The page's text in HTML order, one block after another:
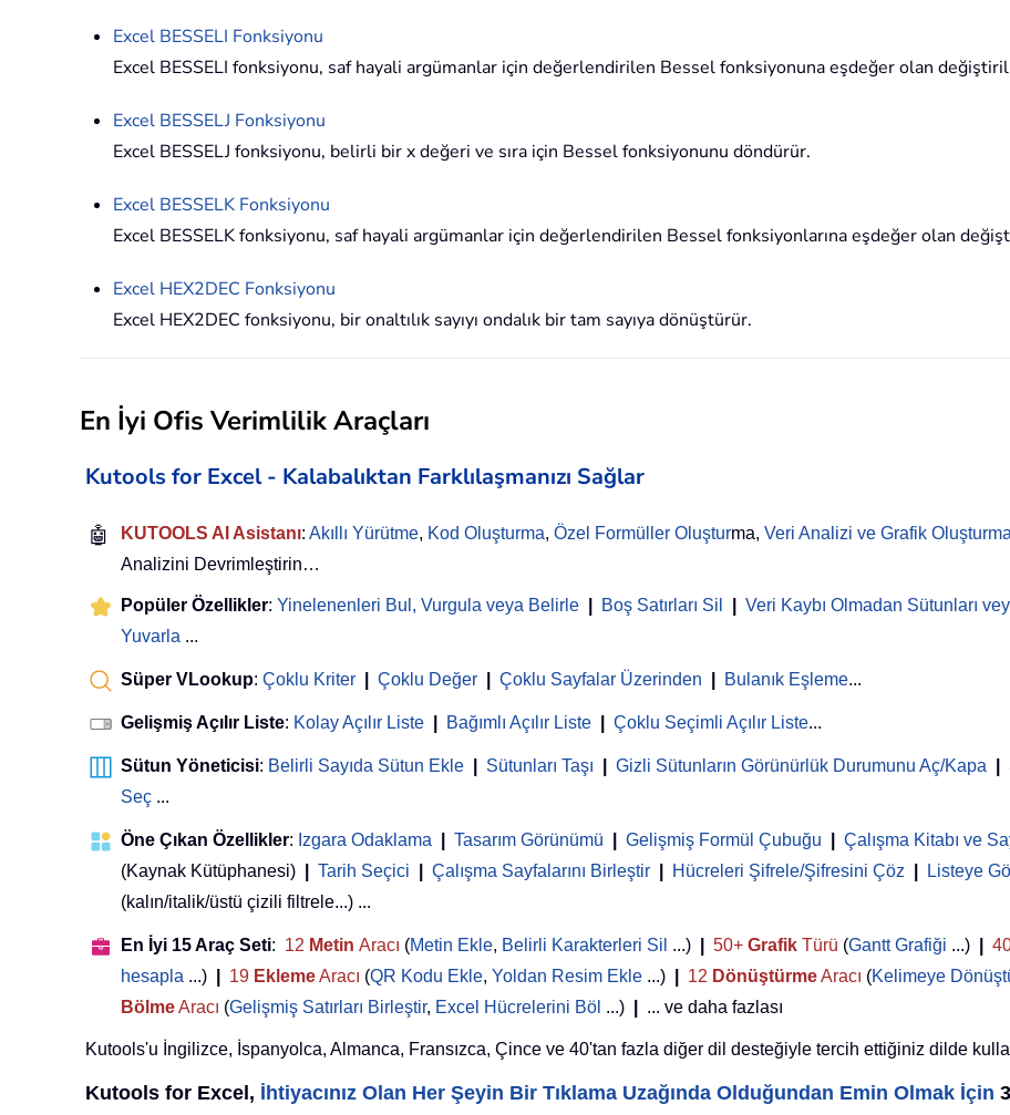
Excel BESSELI Fonksiyonu
Excel BESSELI fonksiyonu, saf hayali argümanlar için değerlendirilen Bessel fonksiyonuna eşdeğer olan
Excel BESSELJ Fonksiyonu
Excel BESSELJ fonksiyonu, belirli bir x değeri ve sıra için Bessel fonksiyonunu döndürür.
Excel BESSELK Fonksiyonu
Excel BESSELK fonksiyonu, saf hayali argümanlar için değerlendirilen Bessel fonksiyonlarına eşdeğer olan
Excel HEX2DEC Fonksiyonu
Excel HEX2DEC fonksiyonu, bir onaltılık sayıyı ondalık bir tam sayıya dönüştürür.
En İyi Ofis Verimlilik Araçları
Kutools for Excel - Kalabalıktan Farklılaşmanızı Sağlar
🤖 KUTOOLS AI Asistanı: Akıllı Yürütme, Kod Oluşturma, Özel Formüller Oluşturma, Veri Analizi ve Grafik Oluşturma
Analizini Devrimleştirin…
Popüler Özellikler: Yinelenenleri Bul, Vurgula veya Belirle Boş Satırları Sil Veri Kaybı Olmadan Sütunları
Yuvarla ...
Süper VLookup: Çoklu Kriter Çoklu Değer Çoklu Sayfalar Üzerinden Bulanık Eşleme...
Gelişmiş Açılır Liste: Kolay Açılır Liste Bağımlı Açılır Liste Çoklu Seçimli Açılır Liste...
Sütun Yöneticisi: Belirli Sayıda Sütun Ekle Sütunları Taşı Gizli Sütunların Görünürlük Durumunu Aç/Kapa
Seç ...
Öne Çıkan Özellikler: Izgara Odaklama Tasarım Görünümü Gelişmiş Formül Çubuğu Çalışma Kitabı ve
(Kaynak Kütüphanesi)
Tarih Seçici Çalışma Sayfalarını Birleştir Hücreleri Şifrele/Şifresini Çöz Listeye
(kalın/italik/üstü çizili filtrele...) ...
En İyi 15 Araç Seti: 12 Metin Aracı (Metin Ekle, Belirli Karakterleri Sil ...) 50+ Grafik Türü (Gantt Grafiği ...)
hesapla ...) 19 EklemeAracı (QR Kodu Ekle, Yoldan Resim Ekle ...) 12 DönüştürmeAracı (Kelimeye
BölmeAracı (Gelişmiş Satırları Birleştir, Excel Hücrelerini Böl ...) ... ve daha fazlası
Kutools'u İngilizce, İspanyolca, Almanca, Fransızca, Çince ve 40'tan fazla diğer dil desteğiyle tercih ettiğiniz dilde
Kutools for Excel, İhtiyacınız Olan Her Şeyin Bir Tıklama Uzağında Olduğundan Emin Olmak İçin